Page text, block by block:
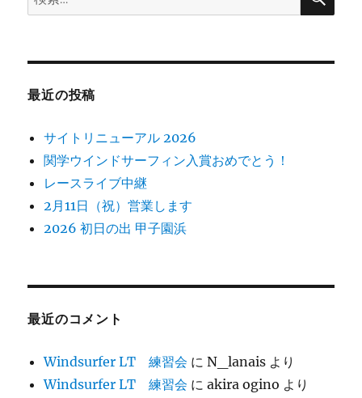
ン
索:
最近の投稿
サイトリニューアル 2026
関学ウインドサーフィン入賞おめでとう！
レースライブ中継
2月11日（祝）営業します
2026 初日の出 甲子園浜
最近のコメント
Windsurfer LT 練習会 にN_lanais より
Windsurfer LT 練習会 にakira ogino より